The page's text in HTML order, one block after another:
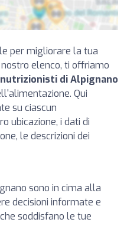
per migliorare la tua
elenco, ti offriamo
di Alpignano
Qui
su ciascun
ubicazione, i dati di
le descrizioni dei
sono in cima alla
decisioni informate e
soddisfano le tue